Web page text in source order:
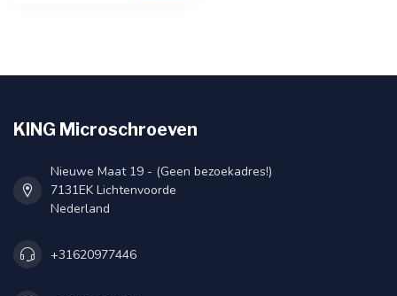
KING Microschroeven
Nieuwe Maat 19 - (Geen bezoekadres!)
7131EK Lichtenvoorde
Nederland
+31620977446